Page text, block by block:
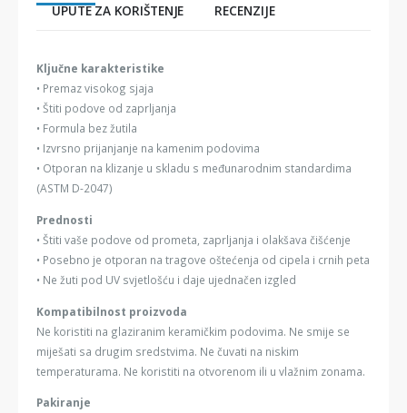
UPUTE ZA KORIŠTENJE
RECENZIJE
Ključne karakteristike
• Premaz visokog sjaja
• Štiti podove od zaprljanja
• Formula bez žutila
• Izvrsno prijanjanje na kamenim podovima
• Otporan na klizanje u skladu s međunarodnim standardima
(ASTM D-2047)
Prednosti
• Štiti vaše podove od prometa, zaprljanja i olakšava čišćenje
• Posebno je otporan na tragove oštećenja od cipela i crnih peta
• Ne žuti pod UV svjetlošću i daje ujednačen izgled
Kompatibilnost proizvoda
Ne koristiti na glaziranim keramičkim podovima. Ne smije se
miješati sa drugim sredstvima. Ne čuvati na niskim
temperaturama. Ne koristiti na otvorenom ili u vlažnim zonama.
Pakiranje